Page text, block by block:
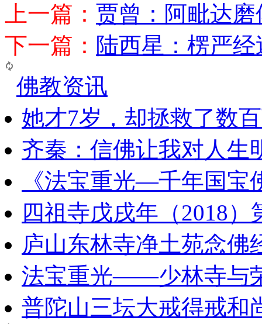
上一篇： 贾曾：阿毗达
下一篇： 陆西星：楞严
佛教资讯
她才7岁，却拯救了数
齐秦：信佛让我对人生
《法宝重光—千年国宝
四祖寺戊戌年（2018
庐山东林寺净土苑念佛
法宝重光——少林寺与
普陀山三坛大戒得戒和